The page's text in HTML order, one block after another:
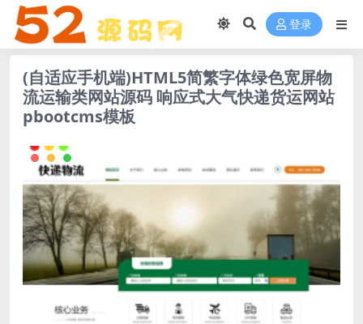
登录
(自适应手机端)HTML5简繁字体绿色宽屏物
流运输类网站源码 响应式大气快递货运网站
pbootcms模板